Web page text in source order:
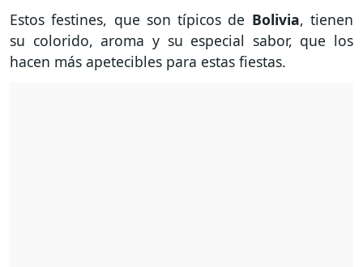
Estos festines, que son típicos de Bolivia, tienen
su colorido, aroma y su especial sabor, que los
hacen más apetecibles para estas fiestas.